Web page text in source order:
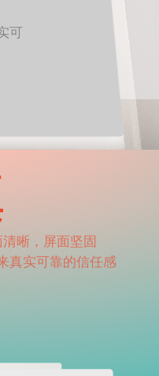
可
晰，屏面坚固
真实可靠的信任感